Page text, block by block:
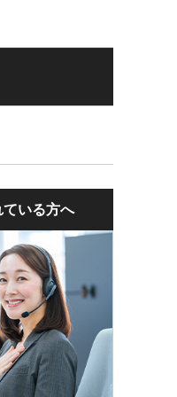
いる方へ